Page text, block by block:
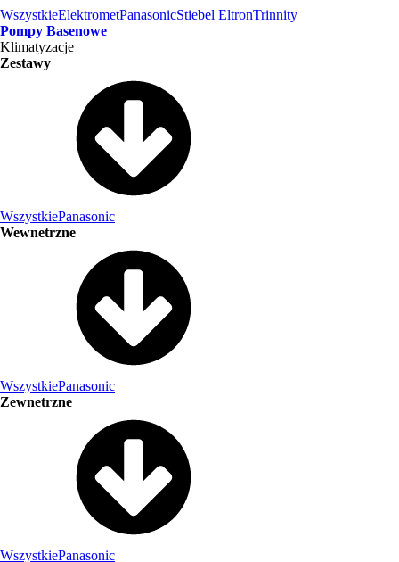
WszystkieElektrometPanasonicStiebel EltronTrinnity
Pompy Basenowe
Klimatyzacje
Zestawy
WszystkiePanasonic
Wewnetrzne
WszystkiePanasonic
Zewnetrzne
WszystkiePanasonic